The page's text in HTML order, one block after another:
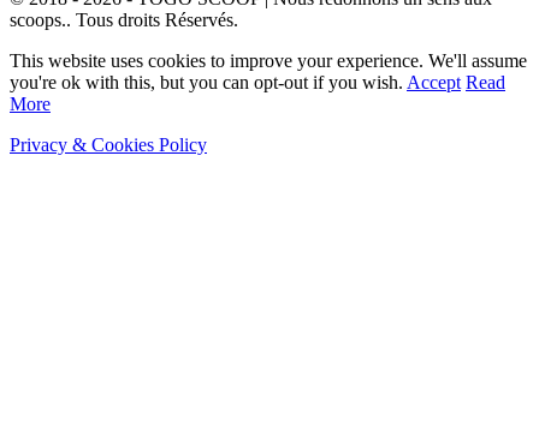
scoops.. Tous droits Réservés.
This website uses cookies to improve your experience. We'll assume
you're ok with this, but you can opt-out if you wish. Accept Read
More
Privacy & Cookies Policy